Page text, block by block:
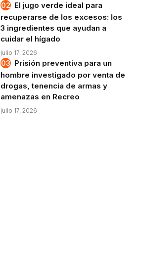
El jugo verde ideal para
recuperarse de los excesos: los
3 ingredientes que ayudan a
cuidar el hígado
julio 17, 2026
Prisión preventiva para un
hombre investigado por venta de
drogas, tenencia de armas y
amenazas en Recreo
julio 17, 2026